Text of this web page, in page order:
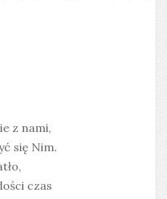
z nami,
się Nim.
czas